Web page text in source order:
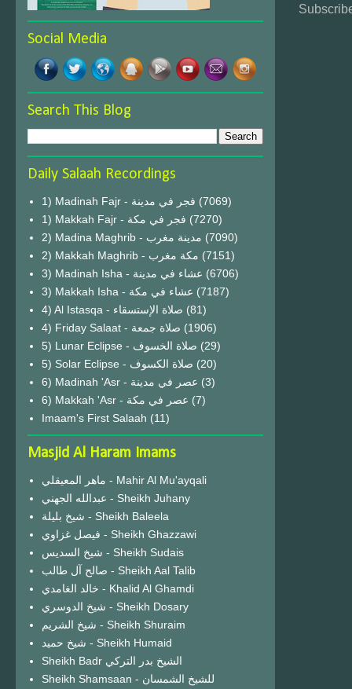
Social Media
Search This Blog
Daily Salaah Recordings
1) Madinah Fajr - فجر في مدينة (7069)
1) Makkah Fajr - فجر في مكة (7270)
2) Madina Maghrib - مدينة مغرب (7090)
2) Makkah Maghrib - مكة مغرب (7151)
3) Madinah Isha - عشاء في مدينة (6706)
3) Makkah Isha - عشاء في مكة (7187)
4) Al Istasqa - صلاة الإستسقاء (81)
4) Friday Salaat - صلاة جمعة (1906)
5) Lunar Eclipse - صلاة الخسوف (29)
(20)
6) Madinah 'Asr - عصر في مدينة (3)
6) Makkah 'Asr - عصر في مكة (7)
Imaam's First Salaah (11)
Masjid Al Haram Imams
ماهر المعيقلي - Mahir Al Mu'ayqali
عبدالله الجهني - Sheikh Juhany
شيخ بليلة - Sheikh Baleela
فيصل غزاوي - Sheikh Ghazzawi
شيخ السديس - Sheikh Sudais
صالح آل طالب - Sheikh Aal Talib
خالد الغامدي - Khalid Al Ghamdi
شيخ الدوسري - Sheikh Dosary
شيخ الشريم - Sheikh Shuraim
شيخ حميد - Sheikh Humaid
Sheikh Badr الشيخ بدر التركي
Sheikh Shamsaan - للشيخ الشمسان